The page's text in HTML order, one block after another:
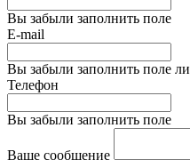
Вы забыли заполнить поле
E-mail
Вы забыли заполнить поле
Телефон
Вы забыли заполнить поле
Ваше сообщение